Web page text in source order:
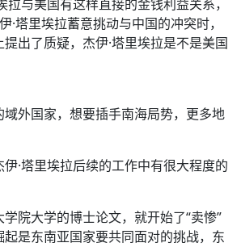
拉与美国有这样直接的金钱利益关系，
·塔里埃拉蓄意挑动与中国的冲突时，
出了质疑，杰伊·塔里埃拉是不是美国
域外国家，想要插手南海局势，更多地
·塔里埃拉后续的工作中有很大程度的
院大学的博士论文，就开始了“卖惨”
是东南亚国家要共同面对的挑战，东